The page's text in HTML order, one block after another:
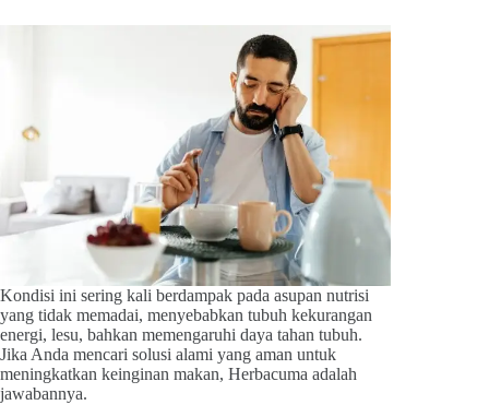
Kondisi ini sering kali berdampak pada asupan nutrisi
yang tidak memadai, menyebabkan tubuh kekurangan
energi, lesu, bahkan memengaruhi daya tahan tubuh.
Jika Anda mencari solusi alami yang aman untuk
meningkatkan keinginan makan, Herbacuma adalah
jawabannya.